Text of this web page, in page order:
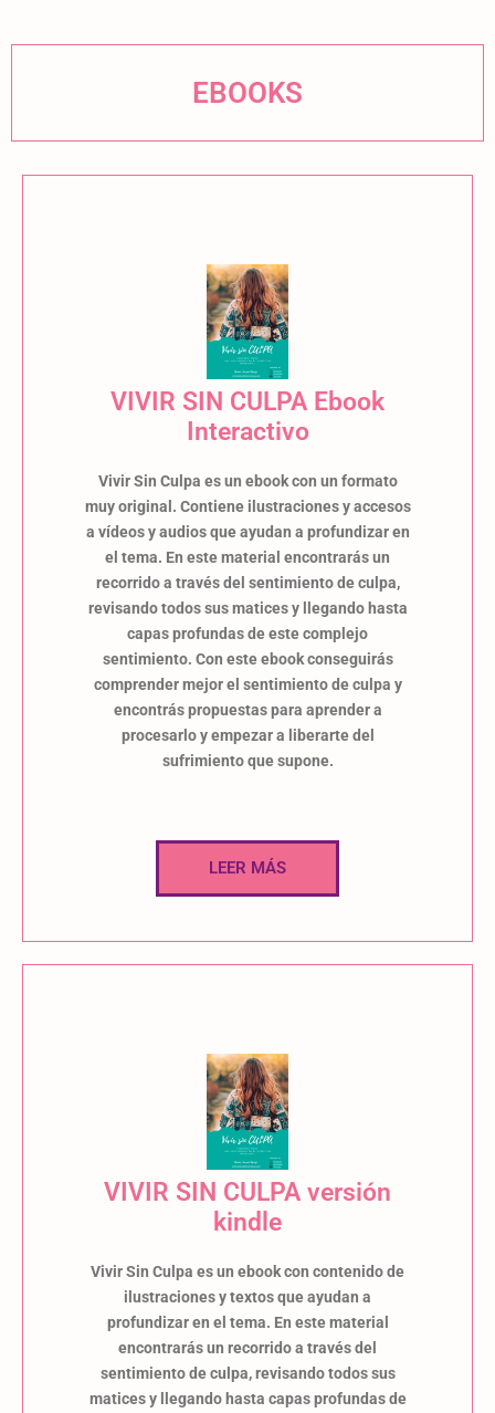
EBOOKS
VIVIR SIN CULPA Ebook
Interactivo
Vivir Sin Culpa es un ebook con un formato
muy original. Contiene ilustraciones y accesos
a vídeos y audios que ayudan a profundizar en
el tema. En este material encontrarás un
recorrido a través del sentimiento de culpa,
revisando todos sus matices y llegando hasta
capas profundas de este complejo
sentimiento. Con este ebook conseguirás
comprender mejor el sentimiento de culpa y
encontrás propuestas para aprender a
procesarlo y empezar a liberarte del
sufrimiento que supone.
LEER MÁS
VIVIR SIN CULPA versión
kindle
Vivir Sin Culpa es un ebook con contenido de
ilustraciones y textos que ayudan a
profundizar en el tema. En este material
encontrarás un recorrido a través del
sentimiento de culpa, revisando todos sus
matices y llegando hasta capas profundas de